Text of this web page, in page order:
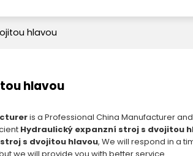
hlavou
hlavou
is a Professional China Manufacturer
Hydraulický expanzní stroj s dvojitou
s dvojitou hlavou, We will respond in a
we will provide you with better service.